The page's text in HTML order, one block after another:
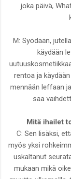
joka päivä,
M: Syödään,
käydään
rentoa ja
mennään leffaan
saa
Mitä ihailet
C: Sen lisäksi,
myös yksi
uskaltanut
mukaan mikä